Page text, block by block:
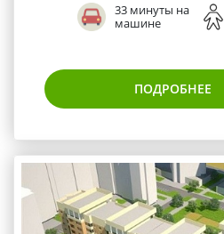
33 минуты на
машине
ПОДРОБНЕЕ